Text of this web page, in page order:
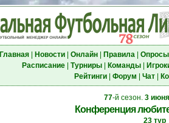
Главная| Новости| Онлайн| Правила| Опросы
Расписание| Турниры| Команды|
Рейтинги| Форум Чат|
77-й сезон. 3
Конференция
23 тур